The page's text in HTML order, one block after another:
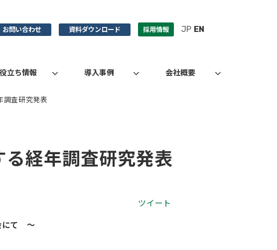
お問い合わせ 資料ダウンロード 採用情報 JP EN
立ち情報 導入事例 会社概要
調査研究発表
経年調査研究発表
ツイート
にて ～